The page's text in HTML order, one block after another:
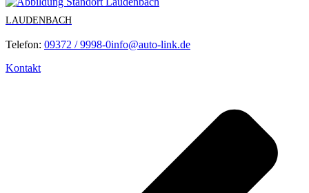
LAUDENBACH
Telefon: 09372 / 9998-0info@auto-link.de
Kontakt